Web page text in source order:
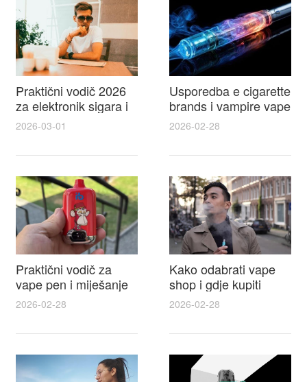
Praktični vodič 2026
za elektronik sigara i
mtm e cigarete s
recenzijama i
2026-03-01
Usporedba e cigarette
brands i vampire vape
za 2026 – vodič s
i najboljim ponudama
2026-02-28
Praktični vodič za
vape pen i miješanje
e tekućina za sigurnije
punjenje i bolje okuse
2026-02-28
Kako odabrati vape
shop i gdje kupiti
Disposable Vapes uz
najbolje cijene
2026-02-28